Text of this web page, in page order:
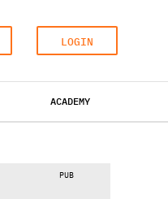
LOGIN
ACADEMY
PUB